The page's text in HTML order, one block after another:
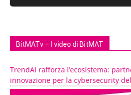
BitMATv – I video di BitMAT
TrendAI rafforza l’ecosistema:
innovazione per la cybersecurity